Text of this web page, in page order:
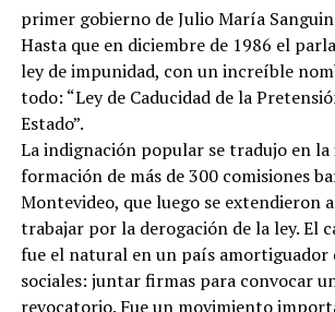
primer gobierno de Julio María
Hasta que en diciembre de 1986 el
ley de impunidad, con un increíble
todo: “Ley de Caducidad de la
Estado”.
La indignación popular se tradujo en
formación de más de 300 comisiones
Montevideo, que luego se extendieron
trabajar por la derogación de la ley. El
fue el natural en un país amortiguador
sociales: juntar firmas para convocar
revocatorio. Fue un movimiento